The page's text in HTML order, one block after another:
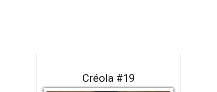
Créola #19